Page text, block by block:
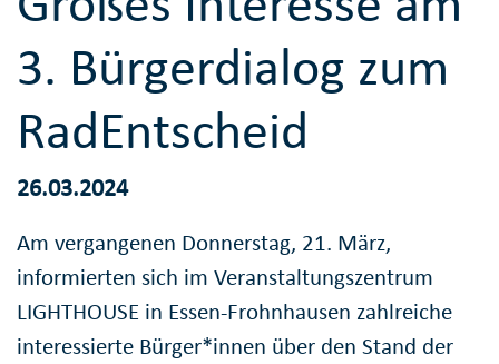
3. Bürgerdialog zum
RadEntscheid
26.03.2024
Am vergangenen Donnerstag, 21. März,
informierten sich im Veranstaltungszentrum
LIGHTHOUSE in Essen-Frohnhausen zahlreiche
interessierte Bürger*innen über den Stand der